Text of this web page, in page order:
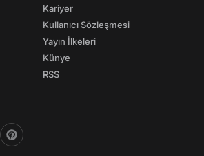
Kariyer
Kullanıcı Sözleşmesi
Yayın İlkeleri
Künye
RSS